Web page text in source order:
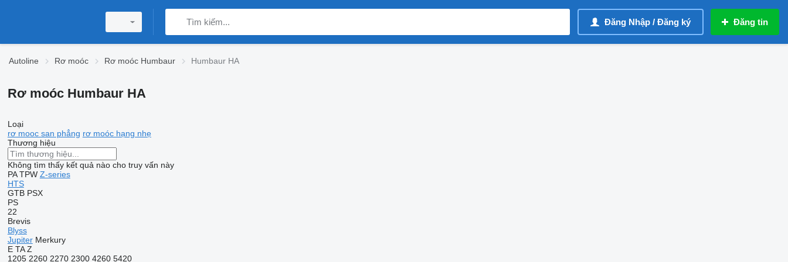
Đăng Nhập / Đăng ký Đăng tin
Autoline Rơ moóc Rơ moóc Humbaur Humbaur HA
Rơ moóc Humbaur HA
Loại
rơ mooc san phẳng rơ moóc hạng nhẹ
Thương hiệu
Không tìm thấy kết quả nào cho truy vấn này
PA TPW Z-series
HTS
GTB PSX
PS
22
Brevis
Blyss
Jupiter Merkury
E TA Z
1205 2260 2270 2300 4260 5420